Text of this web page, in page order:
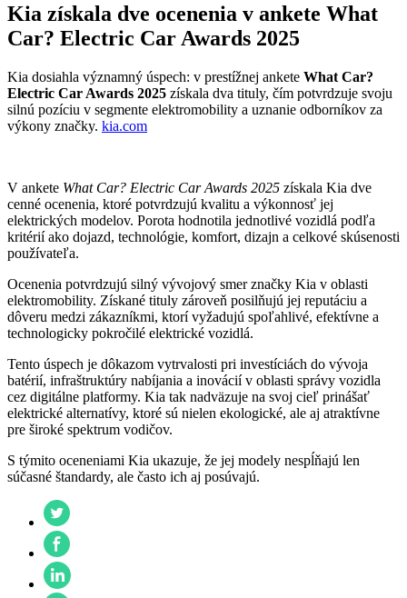
Kia získala dve ocenenia v ankete What
Car? Electric Car Awards 2025
Kia dosiahla významný úspech: v prestížnej ankete What Car?
Electric Car Awards 2025 získala dva tituly, čím potvrdzuje svoju
silnú pozíciu v segmente elektromobility a uznanie odborníkov za
výkony značky. kia.com
V ankete What Car? Electric Car Awards 2025 získala Kia dve
cenné ocenenia, ktoré potvrdzujú kvalitu a výkonnosť jej
elektrických modelov. Porota hodnotila jednotlivé vozidlá podľa
kritérií ako dojazd, technológie, komfort, dizajn a celkové skúsenosti
používateľa.
Ocenenia potvrdzujú silný vývojový smer značky Kia v oblasti
elektromobility. Získané tituly zároveň posilňujú jej reputáciu a
dôveru medzi zákazníkmi, ktorí vyžadujú spoľahlivé, efektívne a
technologicky pokročilé elektrické vozidlá.
Tento úspech je dôkazom vytrvalosti pri investíciách do vývoja
batérií, infraštruktúry nabíjania a inovácií v oblasti správy vozidla
cez digitálne platformy. Kia tak nadväzuje na svoj cieľ prinášať
elektrické alternatívy, ktoré sú nielen ekologické, ale aj atraktívne
pre široké spektrum vodičov.
S týmito oceneniami Kia ukazuje, že jej modely nespĺňajú len
súčasné štandardy, ale často ich aj posúvajú.